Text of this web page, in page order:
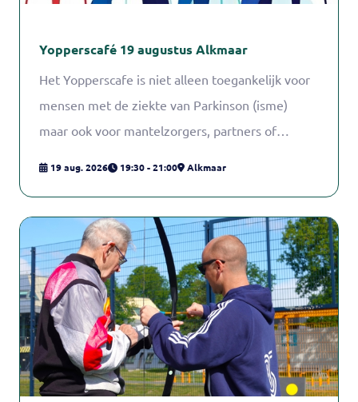
Yopperscafé 19 augustus Alkmaar
Het Yopperscafe is niet alleen toegankelijk voor
mensen met de ziekte van Parkinson (isme)
maar ook voor mantelzorgers, partners of
19 aug. 2026 19:30 - 21:00 Alkmaar